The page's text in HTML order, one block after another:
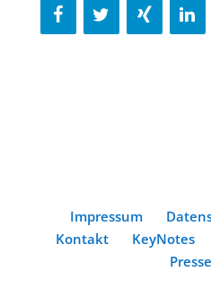
Impressum
Kontakt
KeyNotes
Presse